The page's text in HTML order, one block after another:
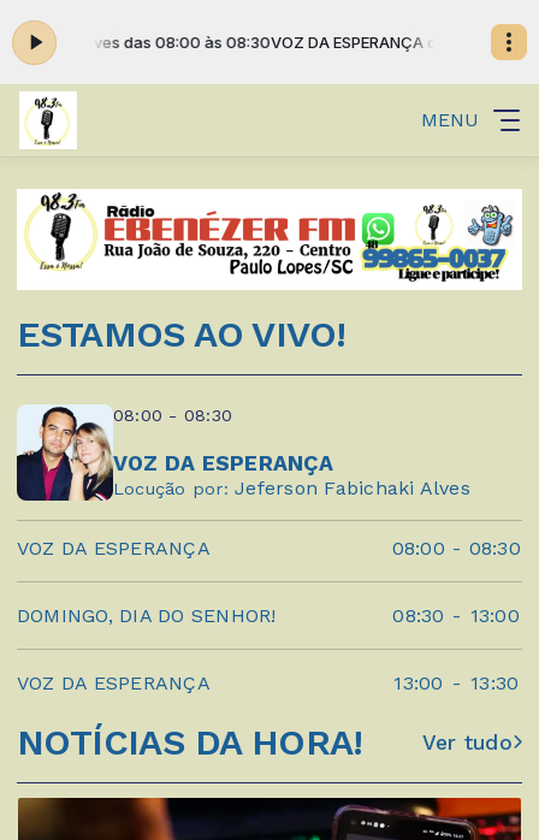
Alves das 08:00 às 08:30VOZ DA ESPERANÇA com Jeferson
MENU
ESTAMOS AO VIVO!
08:00 - 08:30
VOZ DA ESPERANÇA
Locução por: Jeferson Fabichaki Alves
VOZ DA ESPERANÇA 08:00 - 08:30
DOMINGO, DIA DO SENHOR! 08:30 - 13:00
VOZ DA ESPERANÇA 13:00 - 13:30
NOTÍCIAS DA HORA! Ver tudo